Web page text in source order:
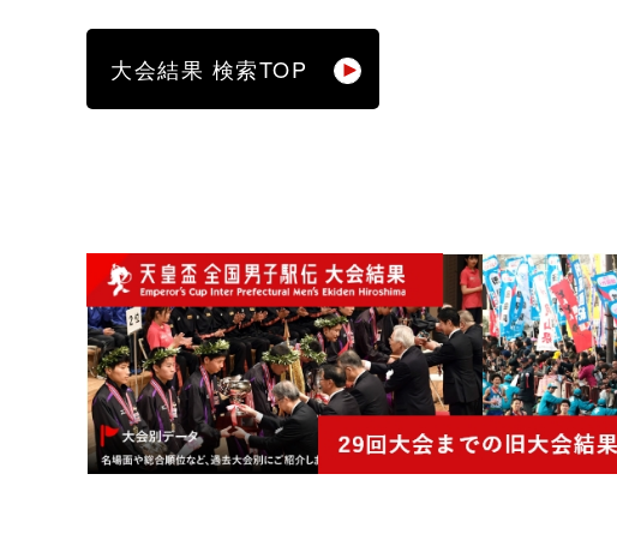
大会結果 検索TOP